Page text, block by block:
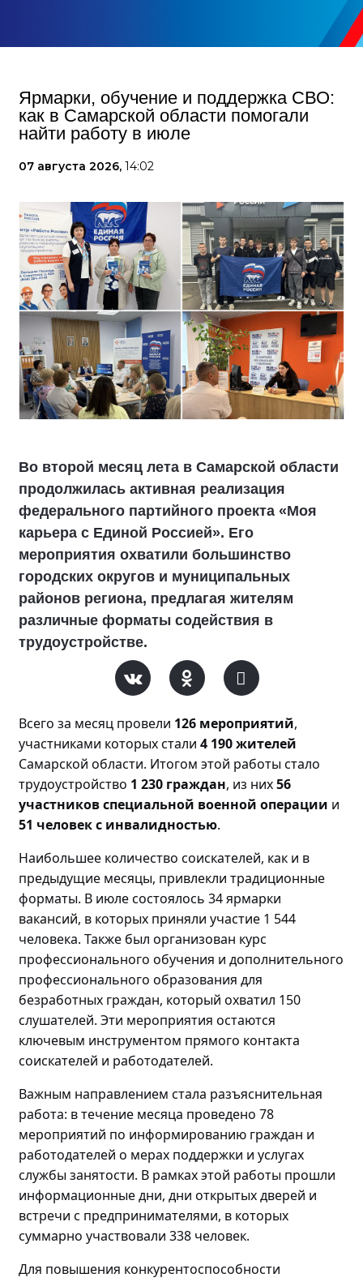
Ярмарки, обучение и поддержка СВО:
как в Самарской области помогали
найти работу в июле
07 августа 2026, 14:02
Во второй месяц лета в Самарской области
продолжилась активная реализация
федерального партийного проекта «Моя
карьера с Единой Россией». Его
мероприятия охватили большинство
городских округов и муниципальных
районов региона, предлагая жителям
различные форматы содействия в
трудоустройстве.
Всего за месяц провели 126 мероприятий,
участниками которых стали 4 190 жителей
Самарской области. Итогом этой работы стало
трудоустройство 1 230 граждан, из них56
участников специальной военной операции и
51 человек с инвалидностью.
Наибольшее количество соискателей, как и в
предыдущие месяцы, привлекли традиционные
форматы. В июле состоялось 34 ярмарки
вакансий, в которых приняли участие 1 544
человека. Также был организован курс
профессионального обучения и дополнительного
профессионального образования для
безработных граждан, который охватил 150
слушателей. Эти мероприятия остаются
ключевым инструментом прямого контакта
соискателей и работодателей.
Важным направлением стала разъяснительная
работа: в течение месяца проведено 78
мероприятий по информированию граждан и
работодателей о мерах поддержки и услугах
службы занятости. В рамках этой работы прошли
информационные дни, дни открытых дверей и
встречи с предпринимателями, в которых
суммарно участвовали 338 человек.
Для повышения конкурентоспособности